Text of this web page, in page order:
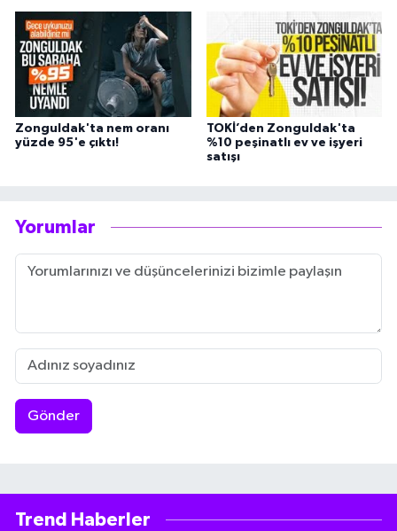
Zonguldak'ta nem oranı
yüzde 95'e çıktı!
TOKİ’den Zonguldak'ta
%10 peşinatlı ev ve işyeri
satışı
Yorumlar
Gönder
Trend Haberler